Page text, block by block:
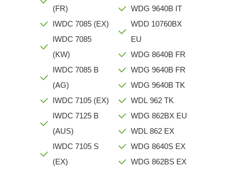
(FR)
IWDC 7085 (EX)
IWDC 7085
(KW)
IWDC 7085 B
(AG)
IWDC 7105 (EX)
IWDC 7125 B
(AUS)
IWDC 7105 S
(EX)
WDG 9640B IT
WDD 10760BX
EU
WDG 8640B FR
WDG 9640B FR
WDG 9640B TK
WDL 962 TK
WDG 862BX EU
WDL 862 EX
WDG 8640S EX
WDG 862BS EX